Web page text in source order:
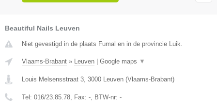
Beautiful Nails Leuven
Niet gevestigd in de plaats Fumal en in de provincie Luik.
Vlaams-Brabant » Leuven Google maps ▼
Louis Melsensstraat 3, 3000 Leuven (Vlaams-Brabant)
Tel: 016/23.85.78, Fax: -, BTW-nr: -